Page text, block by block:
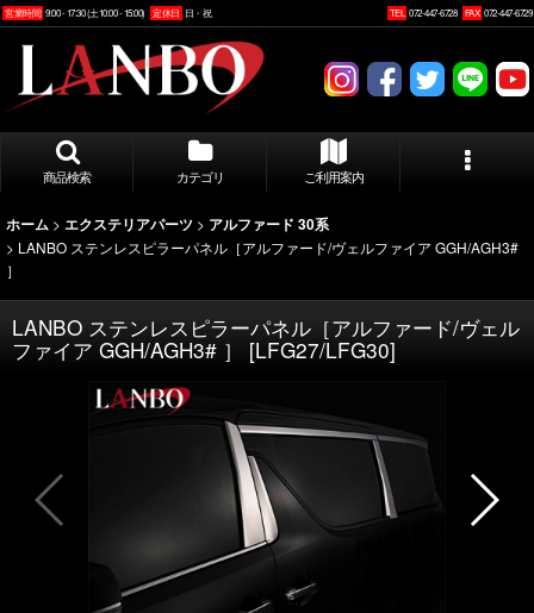
営業時間 9:00 - 17:30 (土10:00 - 15:00) 定休日 日・祝 TEL 072-447-6728 FAX 072-447-6729
商品検索 カテゴリ ご利用案内
ホーム > エクステリアパーツ > アルファード 30系
> LANBO ステンレスピラーパネル［アルファード/ヴェルファイア GGH/AGH3#
］
LANBO ステンレスピラーパネル［アルファード/ヴェル
ファイア GGH/AGH3# ］ [LFG27/LFG30]